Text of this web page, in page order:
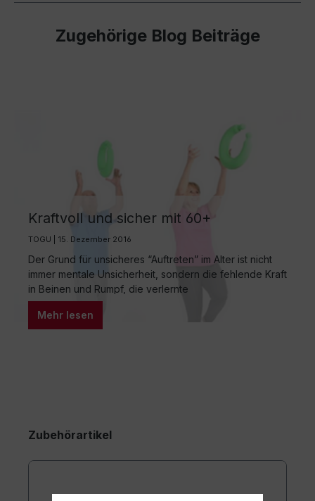
Zugehörige Blog Beiträge
Kraftvoll und sicher mit 60+
TOGU | 15. Dezember 2016
Der Grund für unsicheres “Auftreten” im Alter ist nicht
immer mentale Unsicherheit, sondern die fehlende Kraft
in Beinen und Rumpf, die verlernte
Gleichgewichtsfähigkeit und die eingeschränkten
Sinneswahrnehmungen! Im Zug setzt man sich meistens,
im Bus hält man sich fest, man trägt meist stabiles
Mehr lesen
Zubehörartikel